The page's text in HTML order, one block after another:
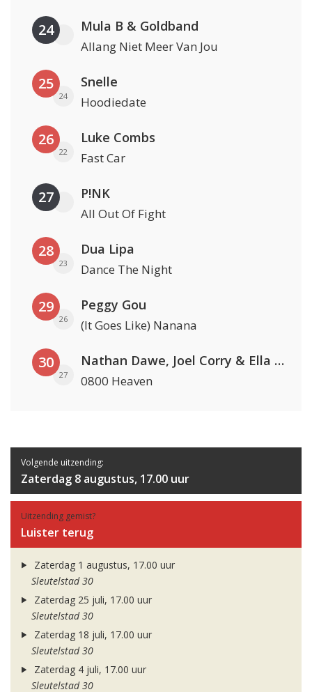
24 Mula B & Goldband
Allang Niet Meer Van Jou
25
24
Snelle
Hoodiedate
26
22
Luke Combs
Fast Car
27 P!NK
All Out Of Fight
28
23
Dua Lipa
Dance The Night
29
26
Peggy Gou
(It Goes Like) Nanana
30
27
Nathan Dawe, Joel Corry & Ella Henderson
0800 Heaven
Volgende uitzending:
Zaterdag 8 augustus, 17.00 uur
Uitzending gemist?
Luister terug
Zaterdag 1 augustus, 17.00 uur
Sleutelstad 30
Zaterdag 25 juli, 17.00 uur
Sleutelstad 30
Zaterdag 18 juli, 17.00 uur
Sleutelstad 30
Zaterdag 4 juli, 17.00 uur
Sleutelstad 30